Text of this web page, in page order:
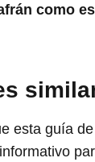
como
esta guía